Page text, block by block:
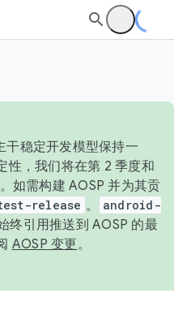
干稳定开发模型保持一
性，我们将在第 2 季度和
如需构建 AOSP 并为其贡
release 。
android-
终引用推送到 AOSP 的最
AOSP 变更。